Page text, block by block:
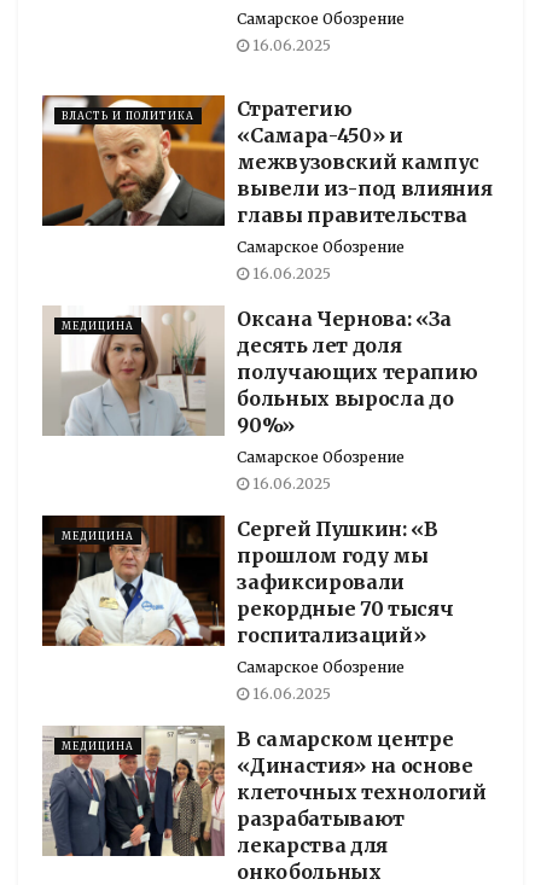
Самарское Обозрение
16.06.2025
ВЛАСТЬ И ПОЛИТИКА
Стратегию
«Самара-450» и
межвузовский кампус
вывели из-под влияния
главы правительства
Самарское Обозрение
16.06.2025
МЕДИЦИНА
Оксана Чернова: «За
десять лет доля
получающих терапию
больных выросла до
90%»
Самарское Обозрение
16.06.2025
МЕДИЦИНА
Сергей Пушкин: «В
прошлом году мы
зафиксировали
рекордные 70 тысяч
госпитализаций»
Самарское Обозрение
16.06.2025
МЕДИЦИНА
В самарском центре
«Династия» на основе
клеточных технологий
разрабатывают
лекарства для
онкобольных